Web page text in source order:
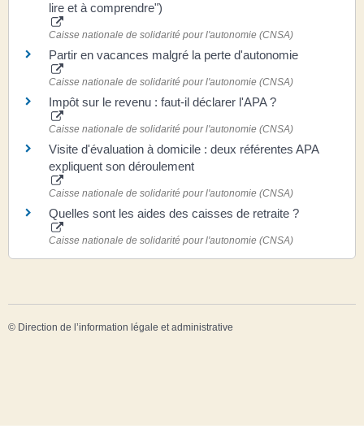
lire et à comprendre")
Caisse nationale de solidarité pour l'autonomie (CNSA)
Partir en vacances malgré la perte d'autonomie
Caisse nationale de solidarité pour l'autonomie (CNSA)
Impôt sur le revenu : faut-il déclarer l'APA ?
Caisse nationale de solidarité pour l'autonomie (CNSA)
Visite d'évaluation à domicile : deux référentes APA
expliquent son déroulement
Caisse nationale de solidarité pour l'autonomie (CNSA)
Quelles sont les aides des caisses de retraite ?
Caisse nationale de solidarité pour l'autonomie (CNSA)
© Direction de l’information légale et administrative